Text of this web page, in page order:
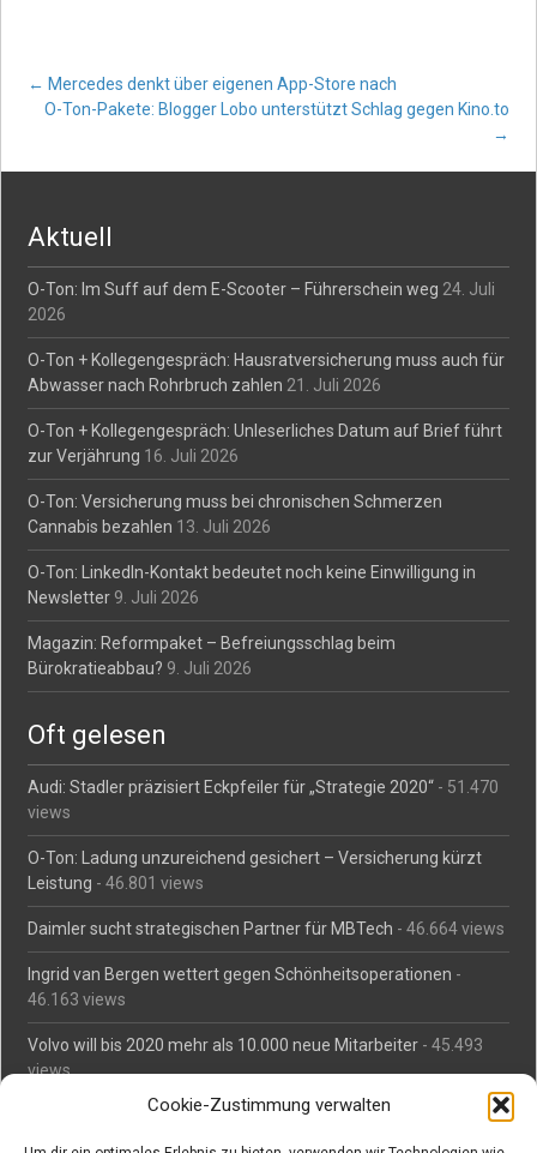
Cookie-Zustimmung verwalten
Post
navigation
← Mercedes denkt über eigenen App-Store nach
O-Ton-Pakete: Blogger Lobo unterstützt Schlag gegen Kino.to
→
Aktuell
O-Ton: Im Suff auf dem E-Scooter – Führerschein weg 24. Juli
2026
O-Ton + Kollegengespräch: Hausratversicherung muss auch für
Abwasser nach Rohrbruch zahlen 21. Juli 2026
O-Ton + Kollegengespräch: Unleserliches Datum auf Brief führt
zur Verjährung 16. Juli 2026
O-Ton: Versicherung muss bei chronischen Schmerzen
Cannabis bezahlen 13. Juli 2026
O-Ton: LinkedIn-Kontakt bedeutet noch keine Einwilligung in
Newsletter 9. Juli 2026
Magazin: Reformpaket – Befreiungsschlag beim
Bürokratieabbau? 9. Juli 2026
Oft gelesen
Audi: Stadler präzisiert Eckpfeiler für „Strategie 2020“ - 51.470
views
O-Ton: Ladung unzureichend gesichert – Versicherung kürzt
Leistung - 46.801 views
Daimler sucht strategischen Partner für MBTech - 46.664 views
Ingrid van Bergen wettert gegen Schönheitsoperationen -
46.163 views
Volvo will bis 2020 mehr als 10.000 neue Mitarbeiter - 45.493
views
Mäßiges Interesse an Daimlers MBtech- 44.716 views